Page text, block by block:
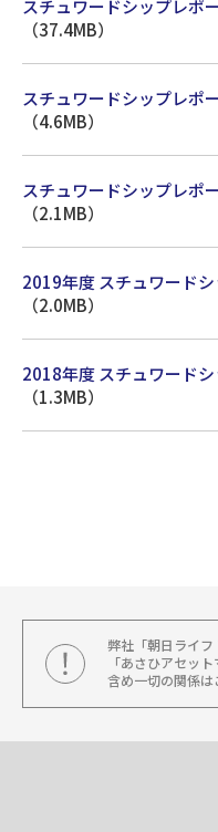
スチュワードシップレポ
（37.4MB）
スチュワードシップレポ
（4.6MB）
スチュワードシップレポ
（2.1MB）
2019年度 スチュワード
（2.0MB）
2018年度 スチュワード
（1.3MB）
2015年 スチュワードシ
（295.8KB）
弊社「朝日ライ
「あさひアセッ
含め一切の関係は